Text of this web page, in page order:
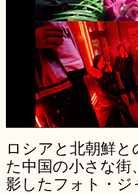
ロシアと北朝鮮
た中国の小さな街
影したフォト・